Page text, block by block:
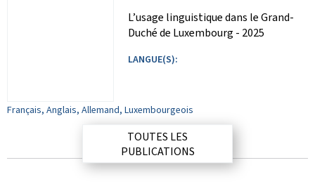
L’usage linguistique dans le Grand-
Duché de Luxembourg - 2025
LANGUE(S):
Français, Anglais, Allemand, Luxembourgeois
TOUTES LES
PUBLICATIONS